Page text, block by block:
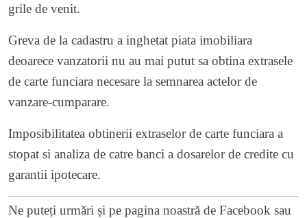
grile de venit.
Greva de la cadastru a inghetat piata imobiliara
deoarece vanzatorii nu au mai putut sa obtina extrasele
de carte funciara necesare la semnarea actelor de
vanzare-cumparare.
Imposibilitatea obtinerii extraselor de carte funciara a
stopat si analiza de catre banci a dosarelor de credite cu
garantii ipotecare.
Ne puteți urmări și pe pagina noastră de Facebook sau